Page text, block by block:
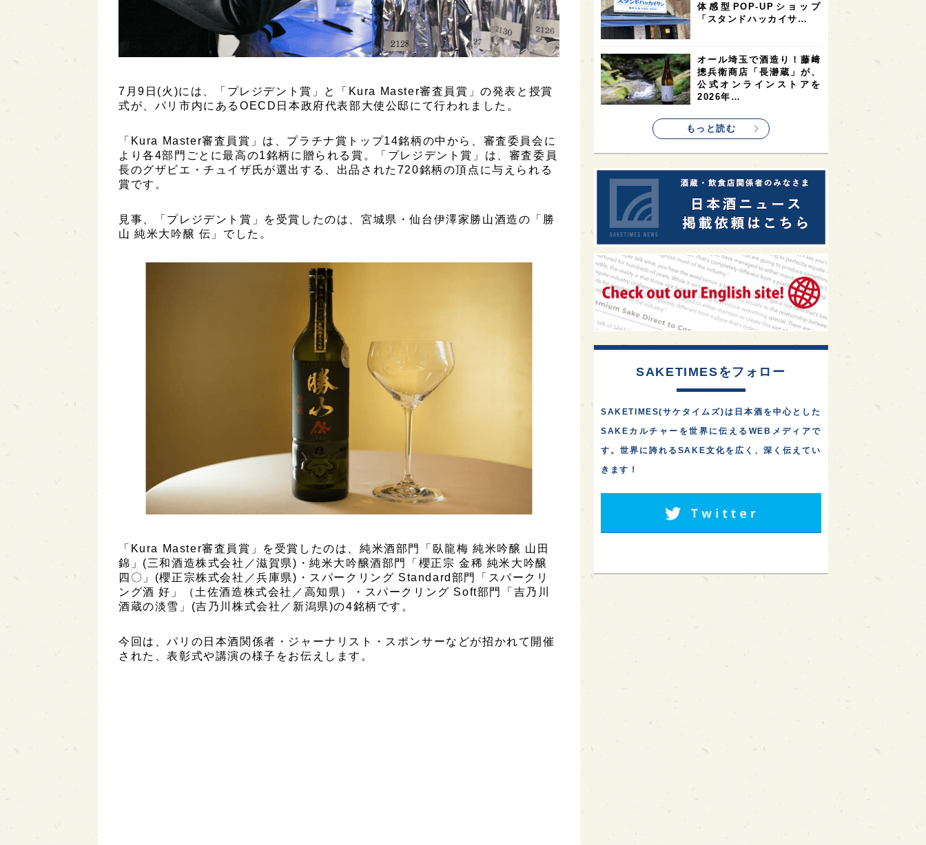
7月9日(火)には、「プレジデント賞」と「Kura Master審査員賞」の発表と授賞
式が、パリ市内にあるOECD日本政府代表部大使公邸にて行われました。
「Kura Master審査員賞」は、プラチナ賞トップ14銘柄の中から、審査委員会に
より各4部門ごとに最高の1銘柄に贈られる賞。「プレジデント賞」は、審査委員
長のグザビエ・チュイザ氏が選出する、出品された720銘柄の頂点に与えられる
賞です。
見事、「プレジデント賞」を受賞したのは、宮城県・仙台伊澤家勝山酒造の「勝
山 純米大吟醸 伝」でした。
「Kura Master審査員賞」を受賞したのは、純米酒部門「臥龍梅 純米吟醸 山田
錦」(三和酒造株式会社／滋賀県)・純米大吟醸酒部門「櫻正宗 金稀 純米大吟醸
四〇」(櫻正宗株式会社／兵庫県)・スパークリング Standard部門「スパークリ
ング酒 好」（土佐酒造株式会社／高知県）・スパークリング Soft部門「吉乃川
酒蔵の淡雪」(吉乃川株式会社／新潟県)の4銘柄です。
今回は、パリの日本酒関係者・ジャーナリスト・スポンサーなどが招かれて開催
された、表彰式や講演の様子をお伝えします。
全蔵めぐり 1 シンガポール 1 カナダ 1
1 熊本県 1
イギリス 1 ノルウェー 新宿区 1
歌舞伎町 1 沖縄県 1 鳥取県 1
saketimes_image_4 1
体感型POP-UPショップ
「スタンドハッカイサ…
オール埼玉で酒造り！藤﨑
摠兵衛商店「長瀞蔵」が、
公式オンラインストアを
2026年…
もっと読む
SAKETIMESをフォロー
SAKETIMES(サケタイムズ)は日本酒を中心とした
SAKEカルチャーを世界に伝えるWEBメディアで
す。世界に誇れるSAKE文化を広く、深く伝えてい
きます！